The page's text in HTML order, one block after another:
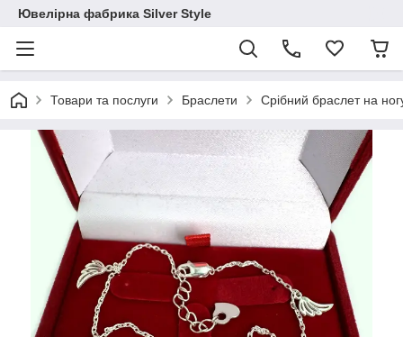
Ювелірна фабрика Silver Style
Товари та послуги Браслети Срібний браслет на